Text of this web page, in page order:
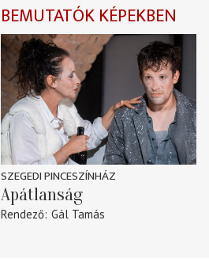
BEMUTATÓK KÉPEKBEN
SZEGEDI PINCESZÍNHÁZ
Apátlanság
Rendező Gál Tamás